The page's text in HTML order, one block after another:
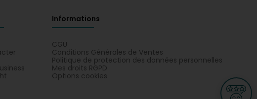
Informations
CGU
Conditions Générales de Ventes
Politique de protection des données personnelles
Mes droits RGPD
Options cookies